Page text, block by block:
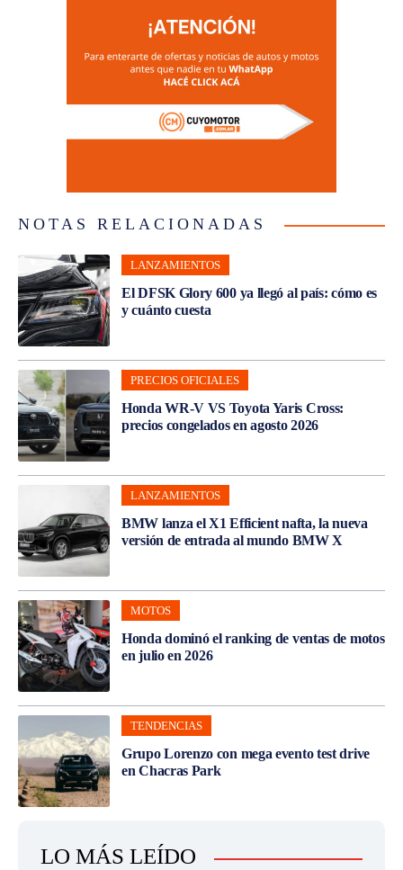
NOTAS RELACIONADAS
LANZAMIENTOS
El DFSK Glory 600 ya llegó al país: cómo es
y cuánto cuesta
PRECIOS OFICIALES
Honda WR-V VS Toyota Yaris Cross:
precios congelados en agosto 2026
LANZAMIENTOS
BMW lanza el X1 Efficient nafta, la nueva
versión de entrada al mundo BMW X
MOTOS
Honda dominó el ranking de ventas de motos
en julio en 2026
TENDENCIAS
Grupo Lorenzo con mega evento test drive
en Chacras Park
LO MÁS LEÍDO